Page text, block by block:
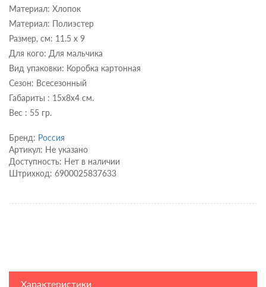
Материал: Хлопок
Материал: Полиэстер
Размер, см: 11.5 х 9
Для кого: Для мальчика
Вид упаковки: Коробка картонная
Сезон: Всесезонный
Габариты : 15x8x4 см.
Вес : 55 гр.
Бренд: Россия
Артикул: Не указано
Доступность: Нет в наличии
Штрихкод: 6900025837633
Характеристики